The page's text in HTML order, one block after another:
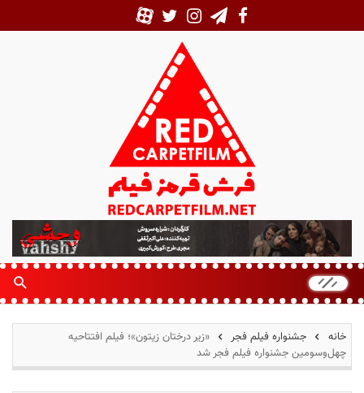
ر
ش
ر
م
ز
خانه جشنواره فیلم فجر
«زیر درختان زیتون»؛ فیلم افتتاحیه
چهل‌وسومین جشنواره فیلم فجر شد